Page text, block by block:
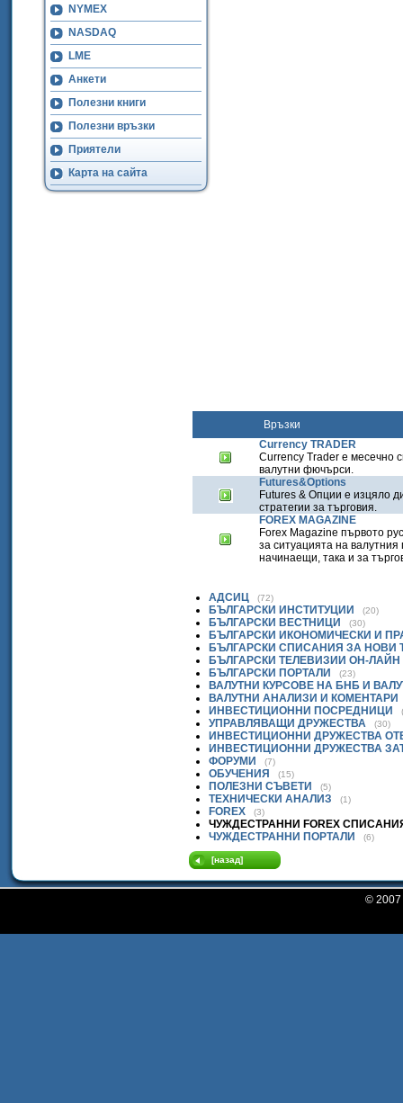
NYMEX
NASDAQ
LME
Анкети
Полезни книги
Полезни връзки
Приятели
Карта на сайта
Връзки
Currency TRADER
Currency Trader е месечно
валутни фючърси.
Futures&Options
Futures & Опции е изцяло
стратегии за търговия.
FOREX MAGAZINE
Forex Magazine първото
за ситуацията на
начинаещи, така и за
АДСИЦ (72)
БЪЛГАРСКИ ИНСТИТУЦИИ (20)
БЪЛГАРСКИ ВЕСТНИЦИ (30)
БЪЛГАРСКИ ИКОНОМИЧЕСКИ И
БЪЛГАРСКИ СПИСАНИЯ ЗА НОВИ
БЪЛГАРСКИ ТЕЛЕВИЗИИ ОН-ЛАЙН
БЪЛГАРСКИ ПОРТАЛИ
(23)
ВАЛУТНИ КУРСОВЕ НА БНБ И
ВАЛУТНИ АНАЛИЗИ И КОМЕНТАРИ
ИНВЕСТИЦИОННИ ПОСРЕДНИЦИ
УПРАВЛЯВАЩИ ДРУЖЕСТВА (30)
ИНВЕСТИЦИОННИ ДРУЖЕСТВА
ИНВЕСТИЦИОННИ ДРУЖЕСТВА
ФОРУМИ
(7)
ОБУЧЕНИЯ (15)
ПОЛЕЗНИ СЪВЕТИ (5)
ТЕХНИЧЕСКИ АНАЛИЗ (1)
FOREX (3)
ЧУЖДЕСТРАННИ FOREX
ЧУЖДЕСТРАННИ ПОРТАЛИ
(6)
[назад]
©